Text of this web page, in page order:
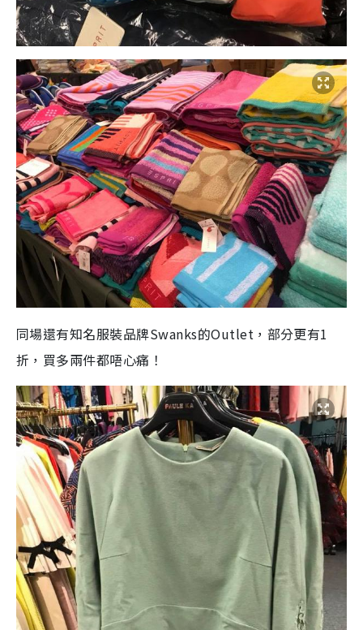
同場還有知名服裝品牌Swanks的Outlet，部分更有1
折，買多兩件都唔心痛！